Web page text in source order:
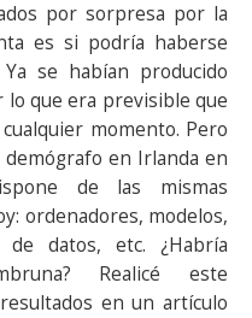
por sorpresa por la
es si podría haberse
se habían producido
que era previsible que
momento. Pero
en Irlanda en
de las mismas
ordenadores, modelos,
de datos, etc. ¿Habría
Realicé este
en un artículo